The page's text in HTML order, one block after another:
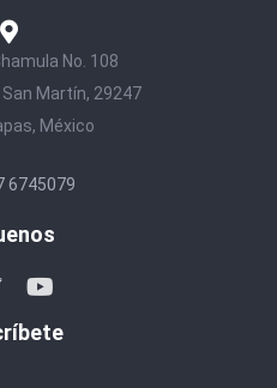
No. 108
Martín, 29247
México
6745079